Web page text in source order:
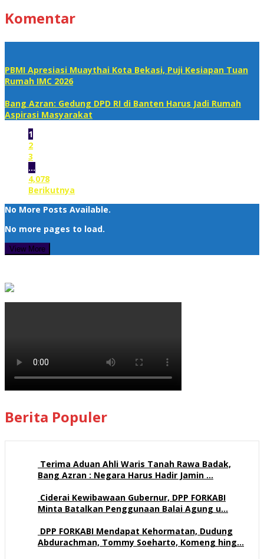
Komentar
PBMI Apresiasi Muaythai Kota Bekasi, Puji Kesiapan Tuan
Rumah IMC 2026
Bang Azran: Gedung DPD RI di Banten Harus Jadi Rumah
Aspirasi Masyarakat
1
2
3
…
4,078
Berikutnya
No More Posts Available.
No more pages to load.
View More
Berita Populer
Terima Aduan Ahli Waris Tanah Rawa Badak,
Bang Azran : Negara Harus Hadir Jamin …
Ciderai Kewibawaan Gubernur, DPP FORKABI
Minta Batalkan Penggunaan Balai Agung u…
DPP FORKABI Mendapat Kehormatan, Dudung
Abdurachman, Tommy Soeharto, Komeng hing…